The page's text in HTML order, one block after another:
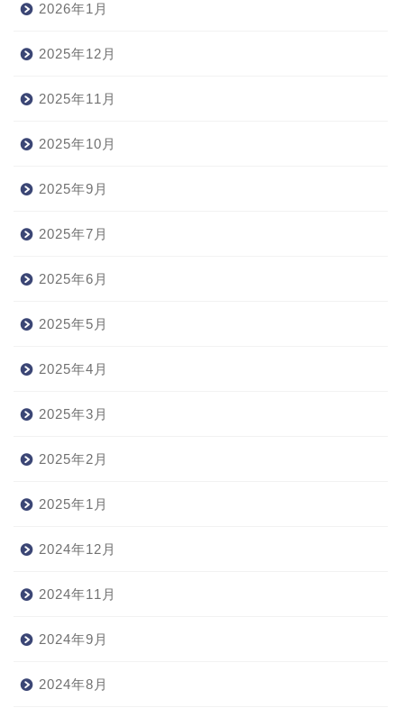
2026年1月
2025年12月
2025年11月
2025年10月
2025年9月
2025年7月
2025年6月
2025年5月
2025年4月
2025年3月
2025年2月
2025年1月
2024年12月
2024年11月
2024年9月
2024年8月